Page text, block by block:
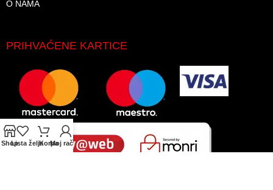
O NAMA
PRIHVAĆENE KARTICE
ShopLista željaKorpaMoj račun